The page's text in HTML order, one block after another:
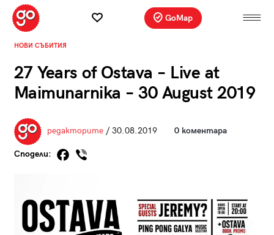
GoMap
НОВИ СЪБИТИЯ
27 Years of Ostava – Live at
Maimunarnika – 30 August 2019
редакторите/ 30.08.2019 0 коментара
Сподели: